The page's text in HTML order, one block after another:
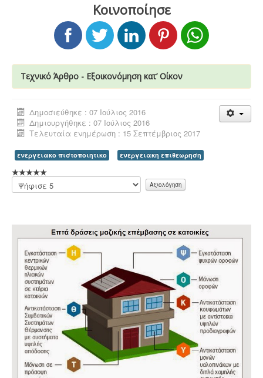
Κανονισμός λειτουργίας τουριστικού
καταλύματος
-Τα τουριστικά καταλύματα
(ξενοδοχεία, ενοικιαζόμενα, κάμπινγκ) μοριοδοτούνται
κατά την πιστοποίηση κατάταξης σε κατηγορία
διακανονίζει θέματα πολιτικής παραπόνων, υποδοχής,
περιβάλλοντος και καθαριότητας.
Σύστημα διαχείρισης ποιότητας ISO
πελατειακό κοινό χρειάζεται να πιστοποιηθούν κατά
ISO. Αυτό είτε απαιτείται για δουλειές με το δημόσιο
(δημοπρασίες) ή από τη νομοθεσία (τρόφιμα-ποτά) ή
αποτελεί κανόνα της αγοράς (εξαγωγές). Κλειδί στην
Μελέτη περιβαλλοντικών επιπτώσεων -
περισσότερα είδη επιχειρήσεων προκειμένου να
εγκατασταθούν ή συνεχίσουν να λειτουργούν
χρειάζονται περιβαλλοντική άδεια σε ισχύ. Η άδεια
εκδίδεται μετά από την έγκριση της σχετικής μελέτης
περιβαλλοντικών επιπτώσεων.
Κοινοποίησε
Τεχνικό Άρθρο - Εξοικονόµηση κατ’ Οίκον
Δημοσιεύθηκε : 07 Ιούλιος 2016
Δημιουργήθηκε : 07 Ιούλιος 2016
Τελευταία ενημέρωση : 15 Σεπτέμβριος 2017
ενεργειακο πιστοποιητικο ενεργειακη επιθεωρηση
Παρακαλώ
αξιολογήστε